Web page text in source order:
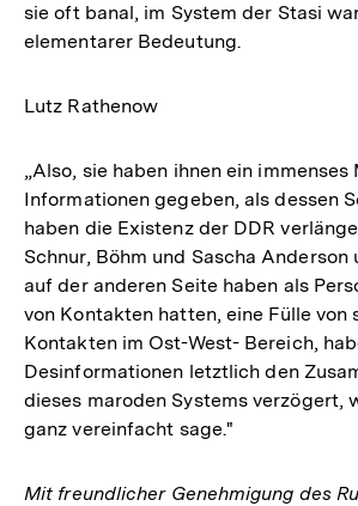
sie oft banal, im System der Stasi
elementarer Bedeutung.
Lutz Rathenow
„Also, sie haben ihnen ein immenses
Informationen gegeben, als dessen
haben die Existenz der DDR
Schnur, Böhm und Sascha Anderson
auf der anderen Seite haben als
von Kontakten hatten, eine Fülle von
Kontakten im Ost-West- Bereich,
Desinformationen letztlich den
dieses maroden Systems verzögert,
ganz vereinfacht sage."
Mit freundlicher Genehmigung des